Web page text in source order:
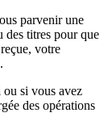
parvenir une
des titres pour que
votre
ou si vous avez
des opérations